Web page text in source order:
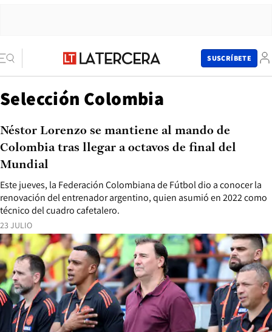
SUSCRÍBETE
Selección Colombia
23 JULIO
Este jueves, la Federación Colombiana de Fútbol dio a conocer la
renovación del entrenador argentino, quien asumió en 2022 como
técnico del cuadro cafetalero.
Néstor Lorenzo se mantiene al mando de
Colombia tras llegar a octavos de final del
Mundial